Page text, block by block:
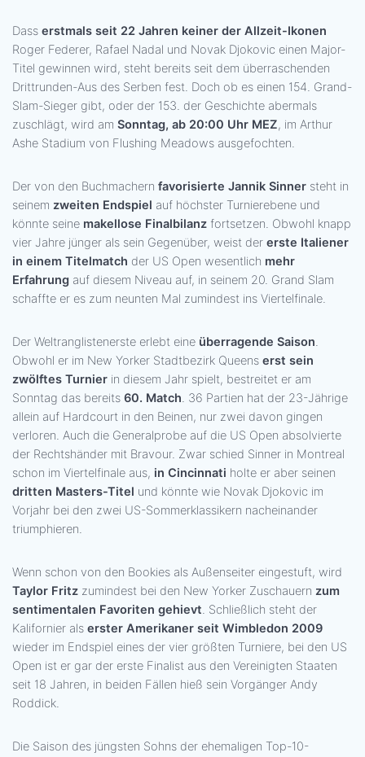
Dass erstmals seit 22 Jahren keiner der Allzeit-Ikonen
Roger Federer, Rafael Nadal und Novak Djokovic einen Major-
Titel gewinnen wird, steht bereits seit dem überraschenden
Drittrunden-Aus des Serben fest. Doch ob es einen 154. Grand-
Slam-Sieger gibt, oder der 153. der Geschichte abermals
zuschlägt, wird am Sonntag, ab 20:00 Uhr MEZ, im Arthur
Ashe Stadium von Flushing Meadows ausgefochten.
Der von den Buchmachern favorisierte Jannik Sinner steht in
seinem zweiten Endspiel auf höchster Turnierebene und
könnte seine makellose Finalbilanz fortsetzen. Obwohl knapp
vier Jahre jünger als sein Gegenüber, weist der erste Italiener
in einem Titelmatch der US Open wesentlich mehr
Erfahrung auf diesem Niveau auf, in seinem 20. Grand Slam
schaffte er es zum neunten Mal zumindest ins Viertelfinale.
Der Weltranglistenerste erlebt eine überragende Saison.
Obwohl er im New Yorker Stadtbezirk Queens erst sein
zwölftes Turnier in diesem Jahr spielt, bestreitet er am
Sonntag das bereits 60. Match. 36 Partien hat der 23-Jährige
allein auf Hardcourt in den Beinen, nur zwei davon gingen
verloren. Auch die Generalprobe auf die US Open absolvierte
der Rechtshänder mit Bravour. Zwar schied Sinner in Montreal
schon im Viertelfinale aus, in Cincinnati holte er aber seinen
dritten Masters-Titel und könnte wie Novak Djokovic im
Vorjahr bei den zwei US-Sommerklassikern nacheinander
triumphieren.
Wenn schon von den Bookies als Außenseiter eingestuft, wird
Taylor Fritz zumindest bei den New Yorker Zuschauern zum
sentimentalen Favoriten gehievt. Schließlich steht der
Kalifornier als erster Amerikaner seit Wimbledon 2009
wieder im Endspiel eines der vier größten Turniere, bei den US
Open ist er gar der erste Finalist aus den Vereinigten Staaten
seit 18 Jahren, in beiden Fällen hieß sein Vorgänger Andy
Roddick.
Die Saison des jüngsten Sohns der ehemaligen Top-10-